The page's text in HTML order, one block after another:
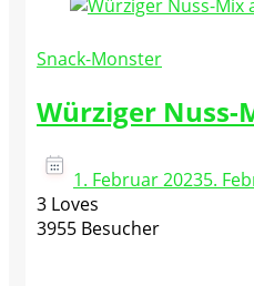
Snack-Monster
Würziger Nuss-
1. Februar 20235.
3 Loves
3955 Besucher